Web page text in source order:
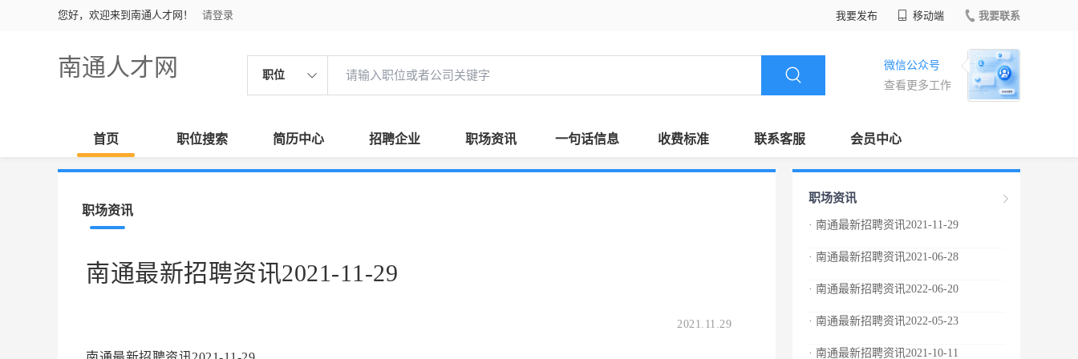
您好，欢迎来到南通人才网！ 请登录 我要发布 移动端 我要联系
南通人才网 职位
微信公众号
查看更多工作
首页 职位搜索 简历中心 招聘企业 职场资讯 一句话信息 收费标准 联系客服 会员中心
职场资讯
南通最新招聘资讯2021-11-29
2021.11.29
职场资讯
· 南通最新招聘资讯2021-11-29
· 南通最新招聘资讯2021-06-28
· 南通最新招聘资讯2022-06-20
· 南通最新招聘资讯2022-05-23
· 南通最新招聘资讯2021-10-11